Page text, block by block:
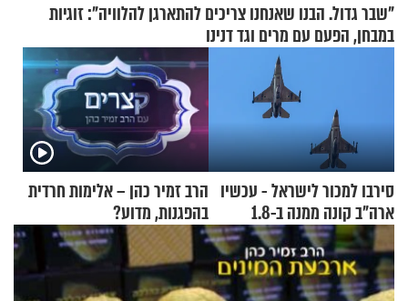
"שבר גדול. הבנו שאנחנו צריכים להתארגן להלוויה": זוגיות
במבחן, הפעם עם מרים וגד דנינו
סירבו למכור לישראל - עכשיו
ארה"ב קונה ממנה ב-1.8
מיליארד דולר
הרב זמיר כהן – אלימות חרדית
בהפגנות, מדוע?